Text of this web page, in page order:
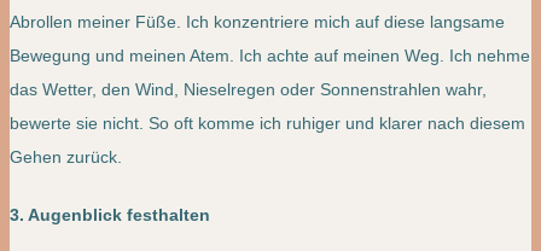
Abrollen meiner Füße. Ich konzentriere mich auf diese langsame
Bewegung und meinen Atem. Ich achte auf meinen Weg. Ich nehme
das Wetter, den Wind, Nieselregen oder Sonnenstrahlen wahr,
bewerte sie nicht. So oft komme ich ruhiger und klarer nach diesem
Gehen zurück.
3. Augenblick festhalten